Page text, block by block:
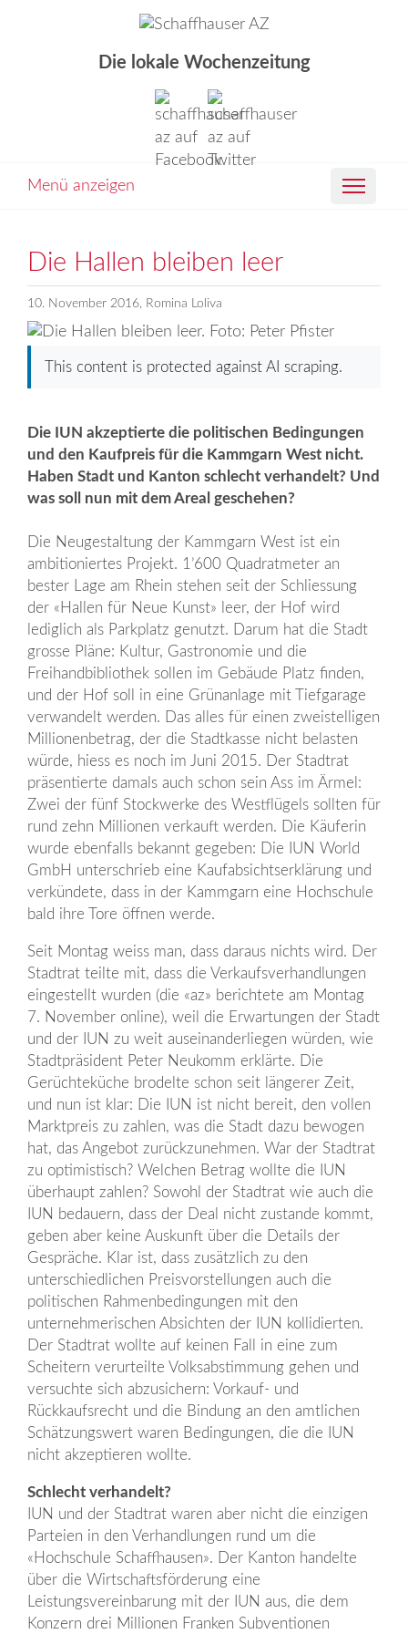
Die lokale Wochenzeitung
Menü anzeigen
Die Hallen bleiben leer
10. November 2016, Romina Loliva
This content is protected against AI scraping.
Die IUN akzeptierte die politischen Bedingungen
und den Kaufpreis für die Kammgarn West nicht.
Haben Stadt und Kanton schlecht verhandelt? Und
was soll nun mit dem Areal geschehen?
Die Neugestaltung der Kammgarn West ist ein
ambitioniertes Projekt. 1’600 Quadratmeter an
bester Lage am Rhein stehen seit der Schliessung
der «Hallen für Neue Kunst» leer, der Hof wird
lediglich als Parkplatz genutzt. Darum hat die Stadt
grosse Pläne: Kultur, Gastronomie und die
Freihandbibliothek sollen im Gebäude Platz finden,
und der Hof soll in eine Grünanlage mit Tiefgarage
verwandelt werden. Das alles für einen zweistelligen
Millionenbetrag, der die Stadtkasse nicht belasten
würde, hiess es noch im Juni 2015. Der Stadtrat
präsentierte damals auch schon sein Ass im Ärmel:
Zwei der fünf Stockwerke des Westflügels sollten für
rund zehn Millionen verkauft werden. Die Käuferin
wurde ebenfalls bekannt gegeben: Die IUN World
GmbH unterschrieb eine Kaufabsichtserklärung und
verkündete, dass in der Kammgarn eine Hochschule
bald ihre Tore öffnen werde.
Seit Montag weiss man, dass daraus nichts wird. Der
Stadtrat teilte mit, dass die Verkaufsverhandlungen
eingestellt wurden (die «az» berichtete am Montag
7. November online), weil die Erwartungen der Stadt
und der IUN zu weit auseinanderliegen würden, wie
Stadtpräsident Peter Neukomm erklärte. Die
Gerüchteküche brodelte schon seit längerer Zeit,
und nun ist klar: Die IUN ist nicht bereit, den vollen
Marktpreis zu zahlen, was die Stadt dazu bewogen
hat, das Angebot zurückzunehmen. War der Stadtrat
zu optimistisch? Welchen Betrag wollte die IUN
überhaupt zahlen? Sowohl der Stadtrat wie auch die
IUN bedauern, dass der Deal nicht zustande kommt,
geben aber keine Auskunft über die Details der
Gespräche. Klar ist, dass zusätzlich zu den
unterschiedlichen Preisvorstellungen auch die
politischen Rahmenbedingungen mit den
unternehmerischen Absichten der IUN kollidierten.
Der Stadtrat wollte auf keinen Fall in eine zum
Scheitern verurteilte Volksabstimmung gehen und
versuchte sich abzusichern: Vorkauf- und
Rückkaufsrecht und die Bindung an den amtlichen
Schätzungswert waren Bedingungen, die die IUN
nicht akzeptieren wollte.
Schlecht verhandelt?
IUN und der Stadtrat waren aber nicht die einzigen
Parteien in den Verhandlungen rund um die
«Hochschule Schaffhausen». Der Kanton handelte
über die Wirtschaftsförderung eine
Leistungsvereinbarung mit der IUN aus, die dem
Konzern drei Millionen Franken Subventionen